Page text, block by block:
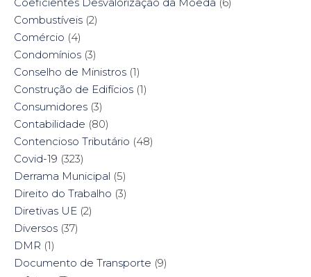
Combustíveis (2)
Comércio (4)
Condomínios (3)
Conselho de Ministros (1)
Construção de Edifícios (1)
Consumidores (3)
Contabilidade (80)
Contencioso Tributário (48)
Covid-19 (323)
Derrama Municipal (5)
Direito do Trabalho (3)
Diretivas UE (2)
Diversos (37)
DMR (1)
Documento de Transporte (9)